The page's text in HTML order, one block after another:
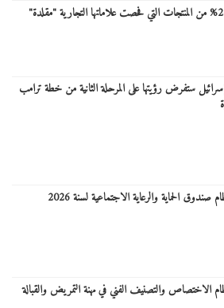
إسرائيل ستفرض رؤيتها على المرحلة الثانية من خطة ترامب
الحماية والرعاية الاجتماعية لسنة 2026
الاختصاص والتصنيف الفني في مهنة التمريض والقبالة